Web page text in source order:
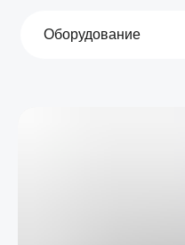
Оборудование